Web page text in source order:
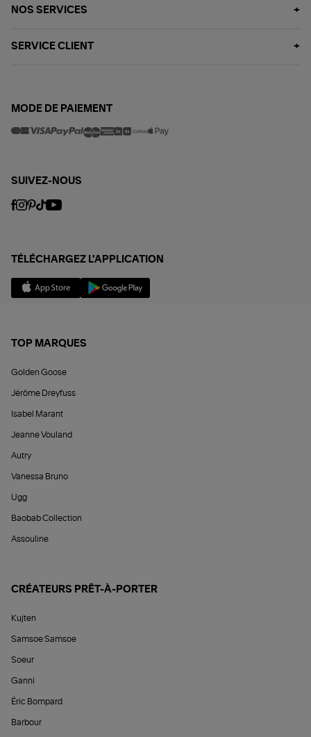
NOS SERVICES
SERVICE CLIENT
MODE DE PAIEMENT
SUIVEZ-NOUS
TÉLÉCHARGEZ L'APPLICATION
TOP MARQUES
Golden Goose
Jérôme Dreyfuss
Isabel Marant
Jeanne Vouland
Autry
Vanessa Bruno
Ugg
Baobab Collection
Assouline
CRÉATEURS PRÊT-À-PORTER
Kujten
Samsoe Samsoe
Soeur
Ganni
Éric Bompard
Barbour